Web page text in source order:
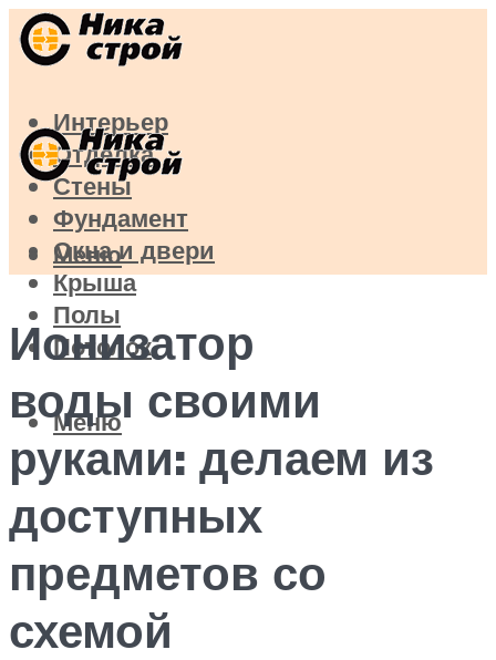
Интерьер
Отделка
Стены
Фундамент
Окна и двери
Крыша
Полы
Потолок
Меню
Меню
Ионизатор
воды своими
руками: делаем из
доступных
предметов со
схемой